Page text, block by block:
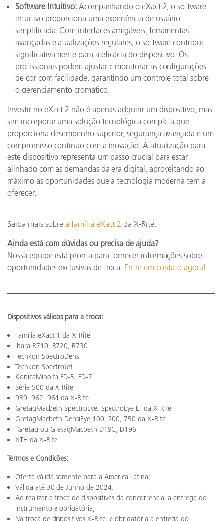
Software Intuitivo: Acompanhando o eXact 2, o software
intuitivo proporciona uma experiência de usuário
simplificada. Com interfaces amigáveis, ferramentas
avançadas e atualizações regulares, o software contribui
significativamente para a eficácia do dispositivo. Os
profissionais podem ajustar e monitorar as configurações
de cor com facilidade, garantindo um controle total sobre
o gerenciamento cromático.
Investir no eXact 2 não é apenas adquirir um dispositivo, mas
sim incorporar uma solução tecnológica completa que
proporciona desempenho superior, segurança avançada e um
compromisso contínuo com a inovação. A atualização para
este dispositivo representa um passo crucial para estar
alinhado com as demandas da era digital, aproveitando ao
máximo as oportunidades que a tecnologia moderna tem a
oferecer.
Saiba mais sobre a família eXact 2 da X-Rite.
Ainda está com dúvidas ou precisa de ajuda?
Nossa equipe está pronta para fornecer informações sobre
oportunidades exclusivas de troca. Entre em contato agora!
Dispositivos válidos para a troca:
Família eXact 1 da X-Rite
Ihara R710, R720, R730
Techkon SpectroDens
Techkon SpectroJet
KonicaMinolta FD-5, FD-7
Série 500 da X-Rite
939, 962, 964 da X-Rite
GretagMacbeth SpectroEye, SpectroEye LT da X-Rite
GretagMacbeth DensiEye 100, 700, 750 da X-Rite
Gretag ou GretagMacbeth D19C, D196
XTH da X-Rite
Termos e Condições:
Oferta válida somente para a América Latina;
Válida até 30 de Junho de 2024;
Ao realizar a troca de dispositivos da concorrência, a entrega do
instrumento é obrigatória;
Na troca de dispositivos X-Rite, é obrigatória a entrega do